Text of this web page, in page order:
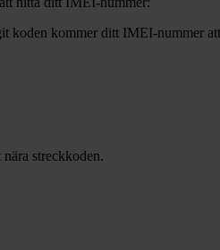
koden kommer ditt IMEI-nummer
streckkoden.